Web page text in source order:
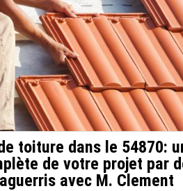
toiture dans le 54870:
de votre projet par
avec M. Clement